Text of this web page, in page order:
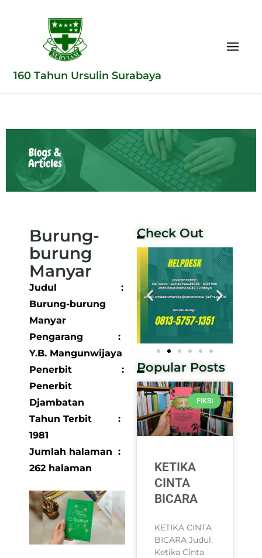
160 Tahun Ursulin Surabaya
Burung-
burung
Manyar
Judul :
Burung-burung
Manyar
Pengarang :
Y.B. Mangunwijaya
Penerbit :
Penerbit
Djambatan
Tahun Terbit :
1981
Jumlah halaman :
262 halaman
Check Out
Popular Posts
FIKSI
KETIKA
CINTA
BICARA
KETIKA CINTA
BICARA Judul:
Ketika Cinta